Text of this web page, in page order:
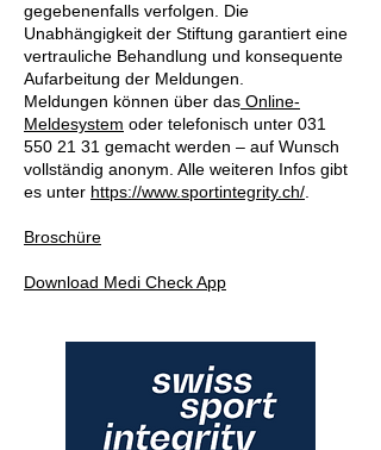
gegebenenfalls verfolgen. Die
Unabhängigkeit der Stiftung garantiert eine
vertrauliche Behandlung und konsequente
Aufarbeitung der Meldungen.
Meldungen können über das Online-
Meldesystem oder telefonisch unter 031
550 21 31 gemacht werden – auf Wunsch
vollständig anonym. Alle weiteren Infos gibt
es unter https://www.sportintegrity.ch/
Broschüre
Download Medi Check App